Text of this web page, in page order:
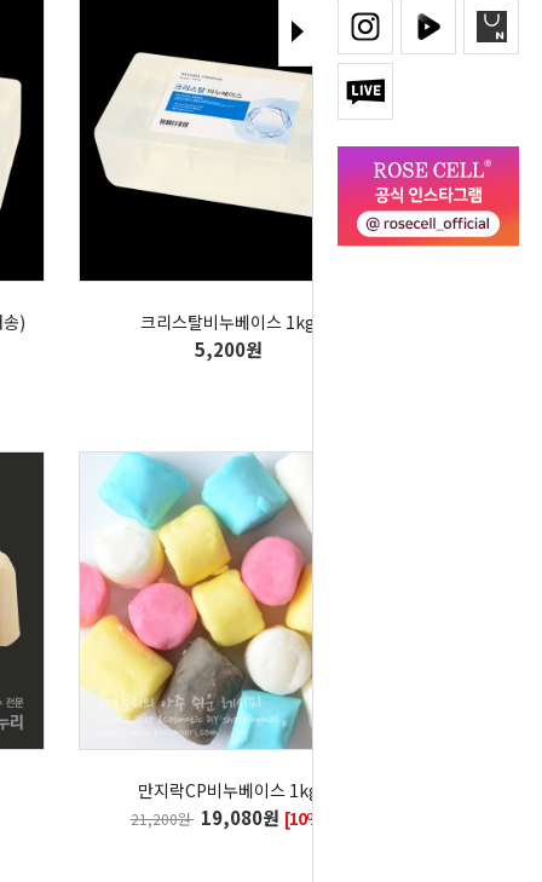
) 크리스탈비누베이스 1kg
5,200원
만지락CP비누베이스 1kg
21,200원 19,080원 [10%]